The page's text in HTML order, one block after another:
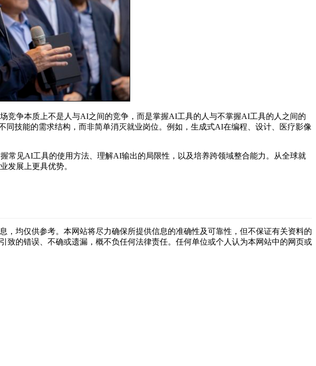
竞争本质上不是人与AI之间的竞争，而是掌握AI工具的人与不掌握AI工具的人之间的
技能的需求结构，而非简单消灭就业岗位。例如，生成式AI在编程、设计、医疗影像
常见AI工具的使用方法、理解AI输出的局限性，以及培养跨领域整合能力。从全球就
发展上更具优势。
均仅供参考。本网站将尽力确保所提供信息的准确性及可靠性，但不保证有关资料的
的错误、不确或遗漏，概不负任何法律责任。任何单位或个人认为本网站中的网页或